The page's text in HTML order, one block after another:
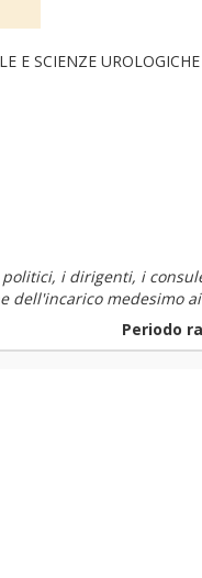
E SCIENZE
i dirigenti, i
medesimo
Periodo